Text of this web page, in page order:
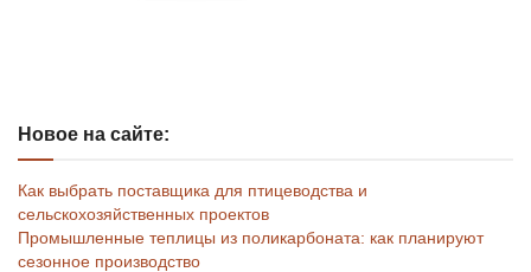
Новое на сайте:
Как выбрать поставщика для птицеводства и
сельскохозяйственных проектов
Промышленные теплицы из поликарбоната: как планируют
сезонное производство